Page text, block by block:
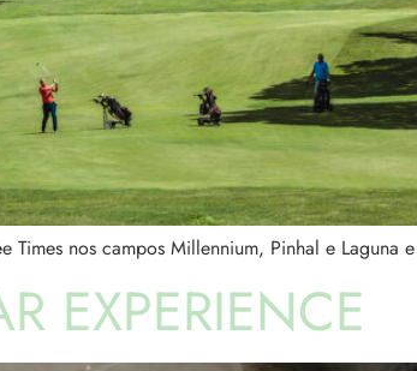
Times nos campos Millennium, Pinhal e
EXPERIENCE